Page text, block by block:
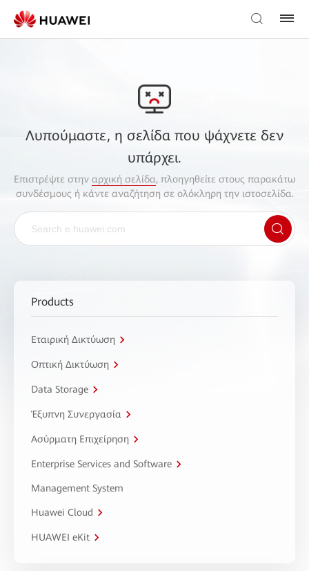
Λυπούμαστε, η σελίδα που ψάχνετε δεν
υπάρχει.
Επιστρέψτε στην αρχική σελίδα, πλοηγηθείτε στους παρακάτω
συνδέσμους ή κάντε αναζήτηση σε ολόκληρη την ιστοσελίδα.
Products
Εταιρική Δικτύωση
Οπτική Δικτύωση
Data Storage
Έξυπνη Συνεργασία
Ασύρματη Επιχείρηση
Enterprise Services and Software
Management System
Huawei Cloud
HUAWEI eKit